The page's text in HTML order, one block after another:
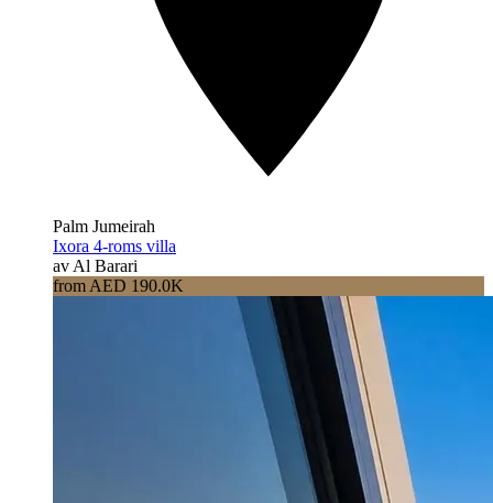
Palm Jumeirah
Ixora 4-roms villa
av Al Barari
from AED 190.0K